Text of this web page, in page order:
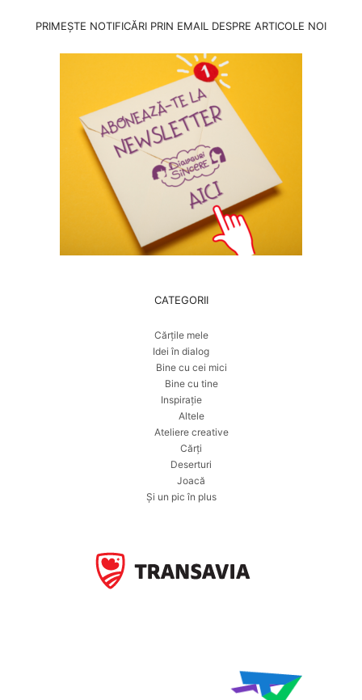
PRIMEȘTE NOTIFICĂRI PRIN EMAIL DESPRE ARTICOLE NOI
CATEGORII
Cărțile mele
Idei în dialog
Bine cu cei mici
Bine cu tine
Inspirație
Altele
Ateliere creative
Cărți
Deserturi
Joacă
Și un pic în plus